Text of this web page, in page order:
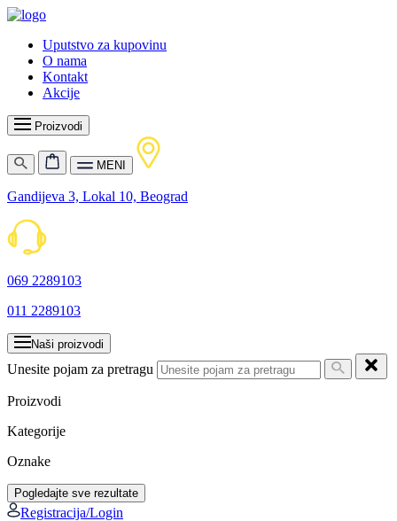
Uputstvo za kupovinu
O nama
Kontakt
Akcije
Proizvodi
MENI
Gandijeva 3, Lokal 10, Beograd
069 2289103
011 2289103
Naši proizvodi
Unesite pojam za pretragu
Proizvodi
Kategorije
Oznake
Pogledajte sve rezultate
Registracija/Login